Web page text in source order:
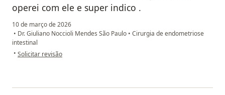
operei com ele e super indico .
10 de março de 2026
• Dr. Giuliano Noccioli Mendes São Paulo • Cirurgia de endometriose
intestinal
• na opinião do utilizador Greice Soares
Solicitar revisão